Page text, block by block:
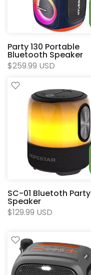
Party 130 Portable
Bluetooth Speaker
$259.99 USD
SC-01 Bluetoth Party
Speaker
$129.99 USD